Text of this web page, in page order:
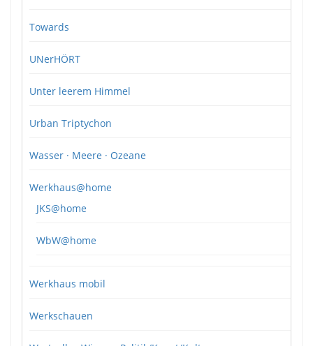
Towards
UNerHÖRT
Unter leerem Himmel
Urban Triptychon
Wasser · Meere · Ozeane
Werkhaus@home
JKS@home
WbW@home
Werkhaus mobil
Werkschauen